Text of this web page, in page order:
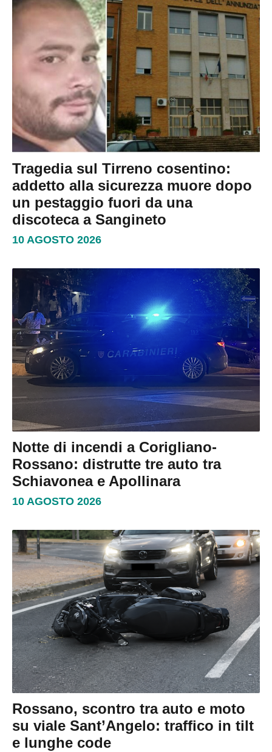
Tragedia sul Tirreno cosentino:
addetto alla sicurezza muore dopo
un pestaggio fuori da una
discoteca a Sangineto
10 AGOSTO 2026
Notte di incendi a Corigliano-
Rossano: distrutte tre auto tra
Schiavonea e Apollinara
10 AGOSTO 2026
Rossano, scontro tra auto e moto
su viale Sant’Angelo: traffico in tilt
e lunghe code